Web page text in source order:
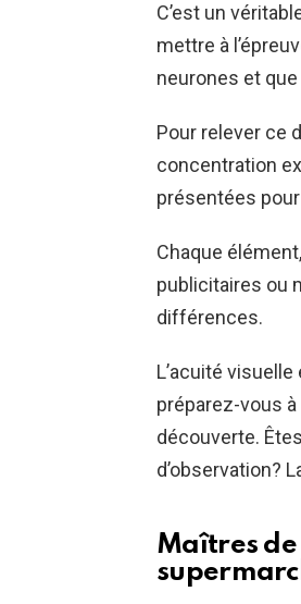
C’est un
mettre à
neurones et
Pour relever ce
concentration
présentées
Chaque
publicitaires ou
différences.
L’acuité
préparez-vous
découverte.
d’observation?
Maîtres de